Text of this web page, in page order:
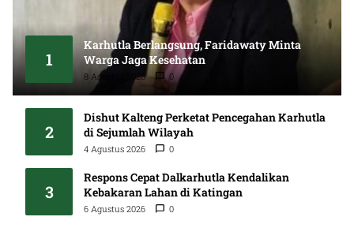
1
Karhutla Berlangsung, Faridawaty Minta
Warga Jaga Kesehatan
8 Agustus 2026 0
2
Dishut Kalteng Perketat Pencegahan Karhutla
di Sejumlah Wilayah
4 Agustus 2026 0
3
Respons Cepat Dalkarhutla Kendalikan
Kebakaran Lahan di Katingan
6 Agustus 2026 0